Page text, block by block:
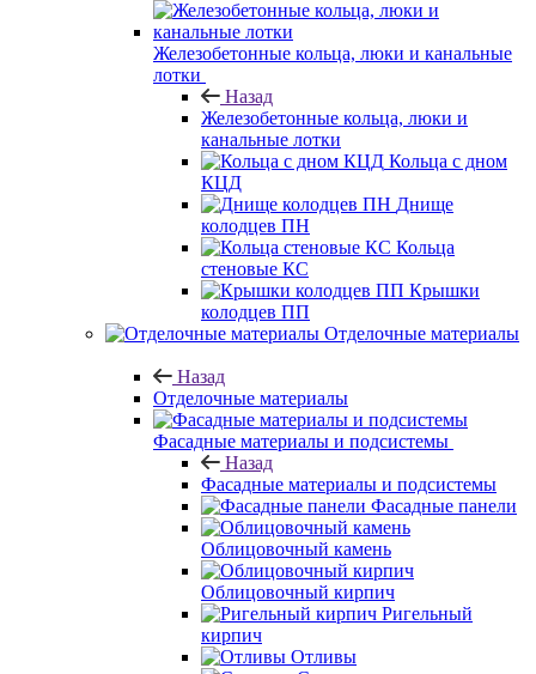
Железобетонные кольца, люки и канальные
лотки
Назад
Железобетонные кольца, люки и
канальные лотки
Кольца с дном
КЦД
Днище
колодцев ПН
Кольца
стеновые КС
Крышки
колодцев ПП
Отделочные материалы
Назад
Отделочные материалы
Фасадные материалы и подсистемы
Назад
Фасадные материалы и подсистемы
Фасадные панели
Облицовочный камень
Облицовочный кирпич
Ригельный
кирпич
Отливы